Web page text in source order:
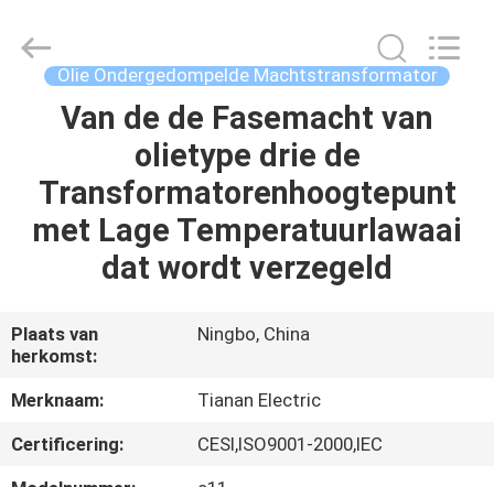
HUIS
PRODUCTEN
ONGEVEER
ONS
FABRIEKSREIS
Co.,Ltd..
Reserved.
Olie Ondergedompelde Machtstransformator
Van de de Fasemacht van
olietype drie de
Transformatorenhoogtepunt
met Lage Temperatuurlawaai
dat wordt verzegeld
Plaats van
herkomst:
Ningbo, China
Merknaam:
Tianan Electric
Certificering:
CESI,ISO9001-2000,IEC